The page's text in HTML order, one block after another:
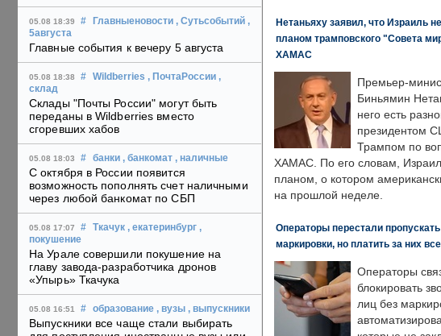
05.08 18:39 # Главныеновости , Сутьсобытий ,
5августа
Главные события к вечеру 5 августа
05.08 18:38 # Wildberries , ПочтаРоссии ,
склад
Склады "Почты России" могут быть
переданы в Wildberries вместо
сгоревших хабов
05.08 18:03 # банки , банкомат , наличные
С октября в России появится
возможность пополнять счет наличными
через любой банкомат по СБП
05.08 17:07 # Ткачук , екатеринбург ,
покушение
На Урале совершили покушение на
главу завода-разработчика дронов
«Упырь» Ткачука
05.08 16:51 # образование , вузы , выпускники
Выпускники все чаще стали выбирать
Нетаньяху заявил, что Израиль
планом трамповского "Совета
ХАМАС
Премьер-
Биньямин
него есть
президентом
Трампом по
ХАМАС. По его словам,
планом, о котором
на прошлой неделе.
Операторы перестали пропускать
маркировки, но платить за них
Операторы
блокировать
лиц без